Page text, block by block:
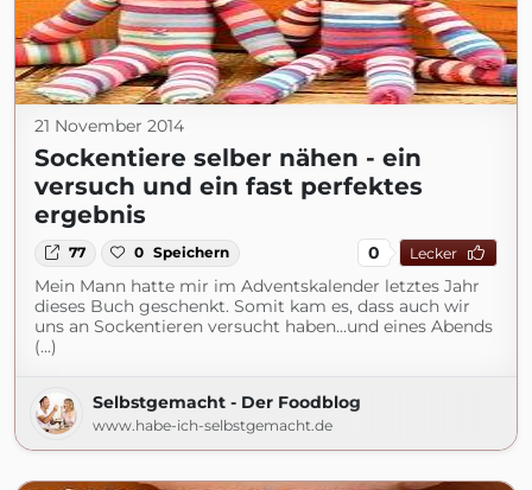
21 November 2014
Sockentiere selber nähen - ein
versuch und ein fast perfektes
ergebnis
77 0 Speichern 0 Lecker
Mein Mann hatte mir im Adventskalender letztes Jahr
dieses Buch geschenkt. Somit kam es, dass auch wir
uns an Sockentieren versucht haben…und eines Abends
(...)
Selbstgemacht - Der Foodblog
www.habe-ich-selbstgemacht.de